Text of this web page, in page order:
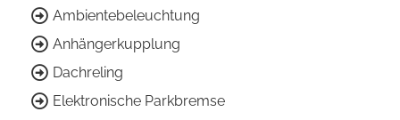
Ambientebeleuchtung
Anhängerkupplung
Dachreling
Elektronische Parkbremse